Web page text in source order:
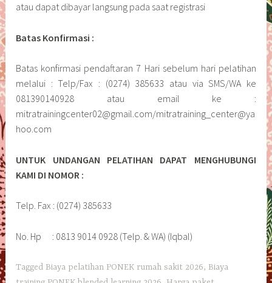
atau dapat dibayar langsung pada saat registrasi
Batas Konfirmasi :
Batas konfirmasi pendaftaran 7 Hari sebelum hari pelatihan
melalui : Telp/Fax : (0274) 385633 atau via SMS/WA ke
081390140928 atau email ke :
mitratrainingcenter02@gmail.com/mitratraining_center@ya
hoo.com
UNTUK UNDANGAN PELATIHAN DAPAT MENGHUBUNGI
KAMI DI NOMOR :
Telp. Fax : (0274) 385633
No. Hp : 0813 9014 0928 (Telp. & WA) (Iqbal)
Tagged Biaya pelatihan PONEK rumah sakit 2026, Biaya